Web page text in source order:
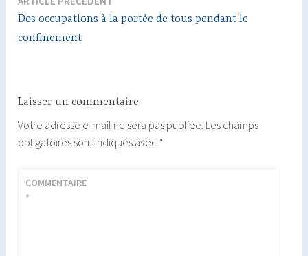
Navigation
Des occupations à la portée de tous pendant le
confinement
Laisser un commentaire
Votre adresse e-mail ne sera pas publiée. Les champs
obligatoires sont indiqués avec *
COMMENTAIRE
*